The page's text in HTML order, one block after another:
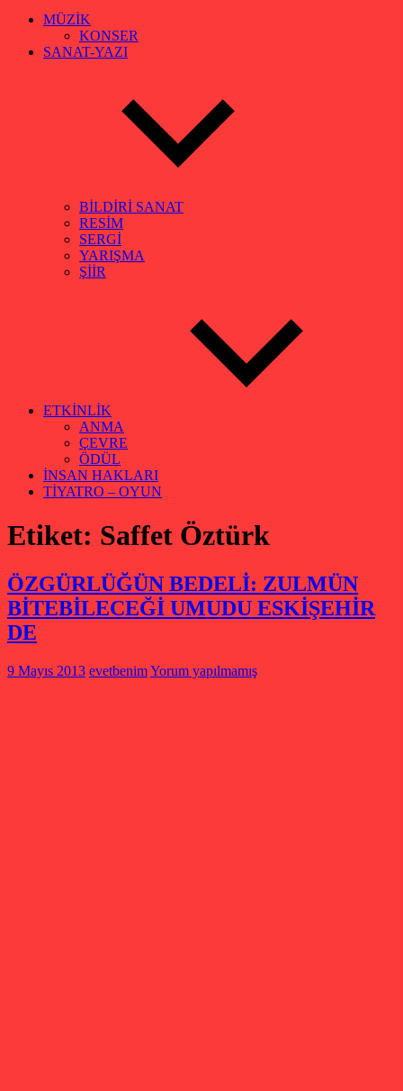
MÜZİK
KONSER
SANAT-YAZI
BİLDİRİ SANAT
RESİM
SERGİ
YARIŞMA
ŞİİR
ETKİNLİK
ANMA
ÇEVRE
ÖDÜL
İNSAN HAKLARI
TİYATRO – OYUN
Etiket: Saffet Öztürk
ÖZGÜRLÜĞÜN BEDELİ: ZULMÜN
BİTEBİLECEĞİ UMUDU ESKİŞEHİR
DE
9 Mayıs 2013 evetbenimYorum yapılmamış